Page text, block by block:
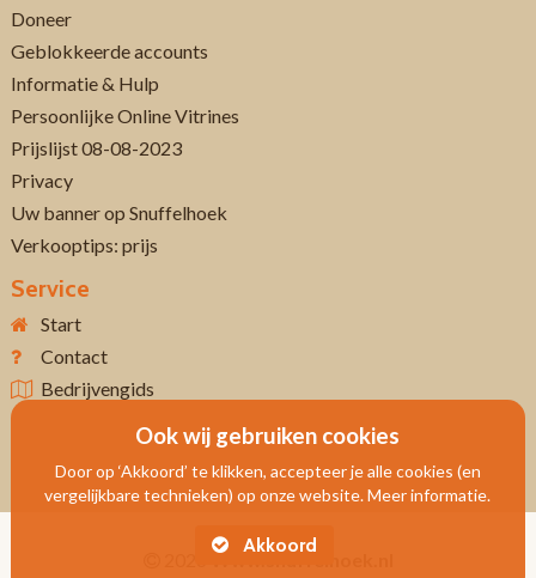
Doneer
Geblokkeerde accounts
Informatie & Hulp
Persoonlijke Online Vitrines
Prijslijst 08-08-2023
Privacy
Uw banner op Snuffelhoek
Verkooptips: prijs
Service
Start
Contact
Bedrijvengids
Www.snuffelhoek.nl
Ook wij gebruiken cookies
Door op ‘Akkoord’ te klikken, accepteer je alle cookies (en
vergelijkbare technieken) op onze website. Meer informatie.
Akkoord